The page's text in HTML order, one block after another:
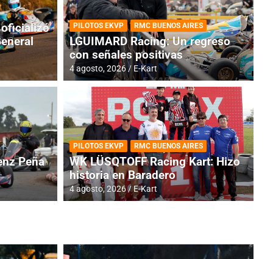
RMC BUENOS AIRES
Cerró una jornada
oficializó
Peña
PILOTOS EKVP RMC BUENOS AIRES
LGUIMARD Racing: Un regreso
con señales positivas
4 agosto, 2026 E-Kart
PILOTOS EKVP RMC BUENOS AIRES
WK LÜSQTOFF Racing Kart: Hizo
historia en Baradero
4 agosto, 2026 E-Kart